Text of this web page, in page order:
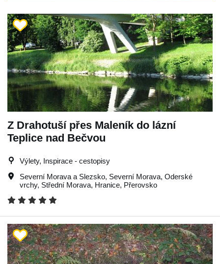
Z Drahotuší přes Maleník do lázní
Teplice nad Bečvou
Výlety, Inspirace - cestopisy
Severní Morava a Slezsko, Severní Morava, Oderské
vrchy, Střední Morava, Hranice, Přerovsko